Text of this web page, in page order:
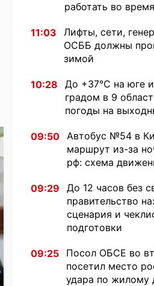
работать во
11:03
Лифты, сети,
ОСББ должны
зимой
10:28
До +37°C на юге
градом в 9
погоды на
09:50 Автобус №54 в
маршрут из-за
рф: схема
09:29
До 12 часов без
правительство
сценария и
подготовки
09:25
Посол ОБСЕ во
посетил место
удара по жилому